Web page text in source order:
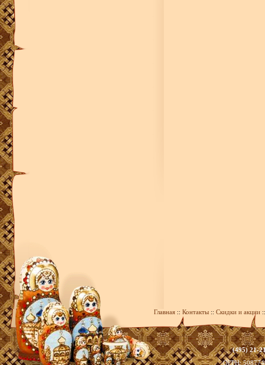
Главная :: Контакты :: Скидки и акции
(495) 21-
ОГРН: